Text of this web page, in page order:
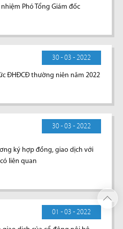
nhiệm Phó Tổng Giám đốc
30 - 03 - 2022
ĐHĐCĐ thường niên năm 2022
30 - 03 - 2022
ký hợp đồng, giao dịch với
liên quan
01 - 03 - 2022